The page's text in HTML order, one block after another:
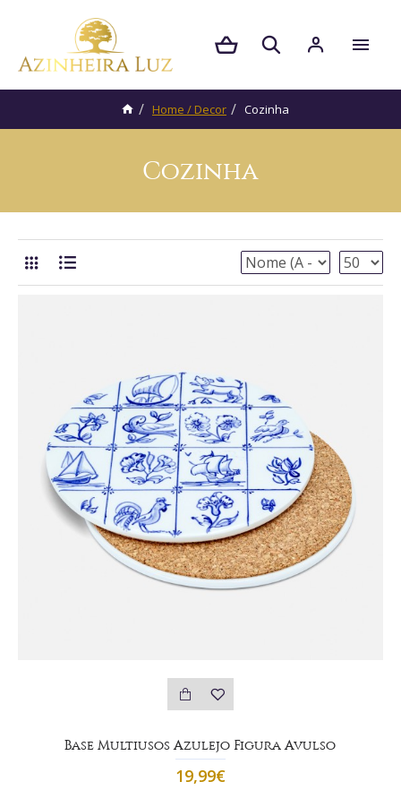
Home / Decor Cozinha
Cozinha
Base Multiusos Azulejo Figura Avulso
19,99€